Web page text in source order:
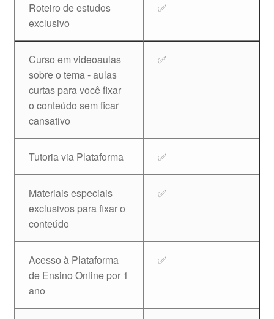
Roteiro de estudos
exclusivo
✅
Curso em videoaulas
sobre o tema - aulas
curtas para você fixar
o conteúdo sem ficar
cansativo
✅
Tutoria via Plataforma ✅
Materiais especiais
exclusivos para fixar o
conteúdo
✅
Acesso à Plataforma
de Ensino Online por 1
ano
✅